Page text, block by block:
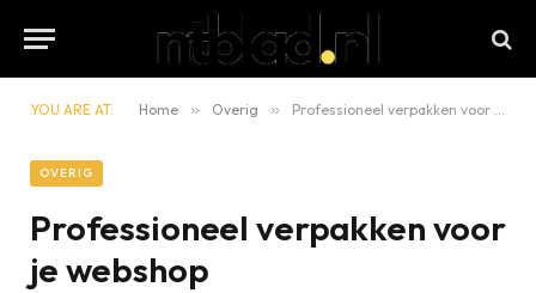
YOU ARE AT: Home » Overig » Professioneel verpakken voor je webshop
OVERIG
Professioneel verpakken voor
je webshop